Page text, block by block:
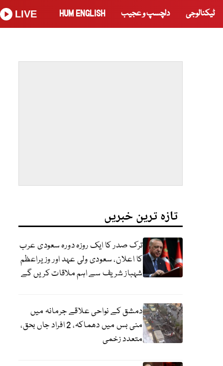
ٹیکنالوجی دلچسپ و عجیب HUM ENGLISH
LIVE
تازہ ترین خبریں
ترک صدر کا ایک روزہ دورہ سعودی عرب
کا اعلان، سعودی ولی عہد اور وزیراعظم
شہباز شریف سے اہم ملاقات کریں گے
دمشق کے نواحی علاقے جرمانہ میں
منی بس میں دھماکہ، 2 افراد جاں بحق،
متعدد زخمی